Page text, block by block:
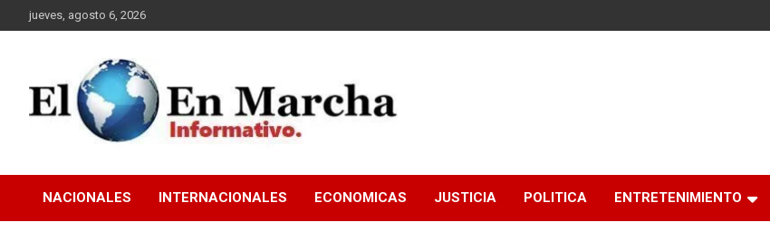
Saltar
al
jueves, agosto 6, 2026
elmundoenmarcha.net
NACIONALES INTERNACIONALES ECONOMICAS JUSTICIA POLITICA ENTRETENIMIENTO